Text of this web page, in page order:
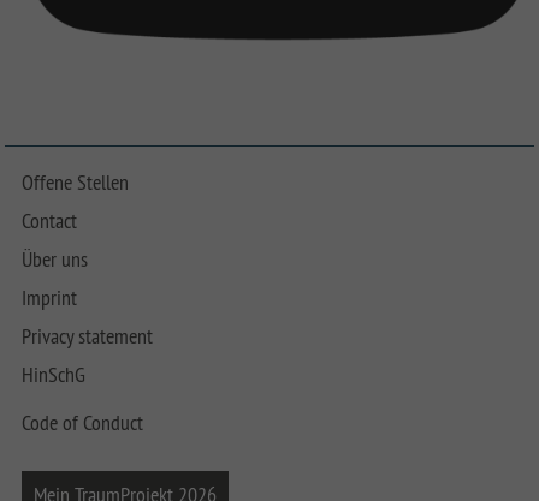
Offene Stellen
Contact
Über uns
Imprint
Privacy statement
HinSchG
Code of Conduct
Mein TraumProjekt 2026